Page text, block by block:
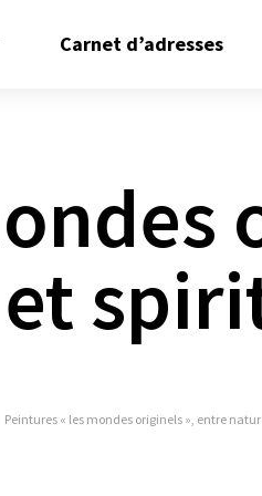
Fermer
Carnet d’adresses
Peintures « les mondes originels », entre